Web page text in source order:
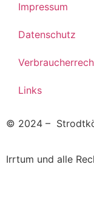
Impressum
Datenschutz
Links
© 2024 –
Irrtum und alle